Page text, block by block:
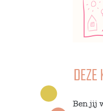
Ben jij